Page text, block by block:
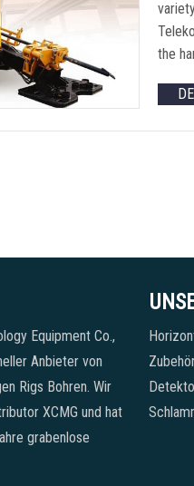
the
Equipment Co.,
Anbieter von
Rigs Bohren. Wir
XCMG und hat
grabenlose